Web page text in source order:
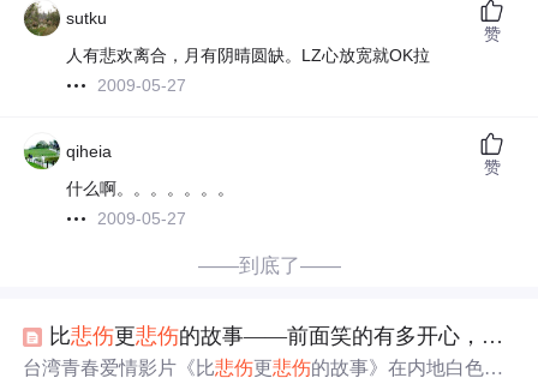
sutku
人有悲欢离合，月有阴晴圆缺。LZ心放宽就OK拉
2009-05-27
赞
qiheia
什么啊。。。。。。。
2009-05-27
赞
——到底了——
比悲伤更悲伤的故事——前面笑的有多开心，后面哭的就有多惨！！
台湾青春爱情影片《比悲伤更悲伤的故事》在内地白色情